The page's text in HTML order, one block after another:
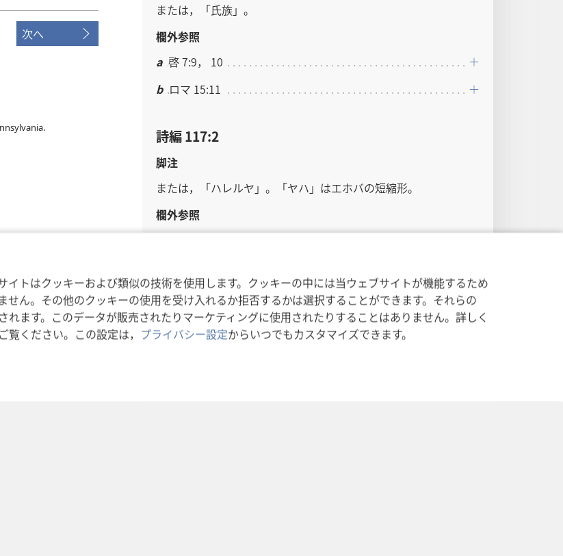
トはクッキーおよび類似の技術を使用します。クッキーの中には当ウェブサイトが機能するため
ん。その他のクッキーの使用を受け入れるか拒否するかは選択することができます。それらの
ます。このデータが販売されたりマーケティングに使用されたりすることはありません。詳しく
覧ください。この設定は， プライバシー設定からいつでもカスタマイズできます。
次へ
または，「氏族」。
欄外参照
a 啓 7:9， 10
b ロマ 15:11
詩編 117:2
脚注
または，「ハレルヤ」。「ヤハ」はエホバの短縮形。
欄外参照
e 詩 100:5
f 詩 111:1